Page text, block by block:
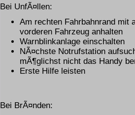
Bei UnfÃ¤llen:
Am rechten Fahrbahnrand mit
vorderen Fahrzeug anhalten
Warnblinkanlage einschalten
NÃ¤chste Notrufstation
mÃ¶glichst nicht das Handy
Erste Hilfe leisten
Bei BrÃ¤nden: